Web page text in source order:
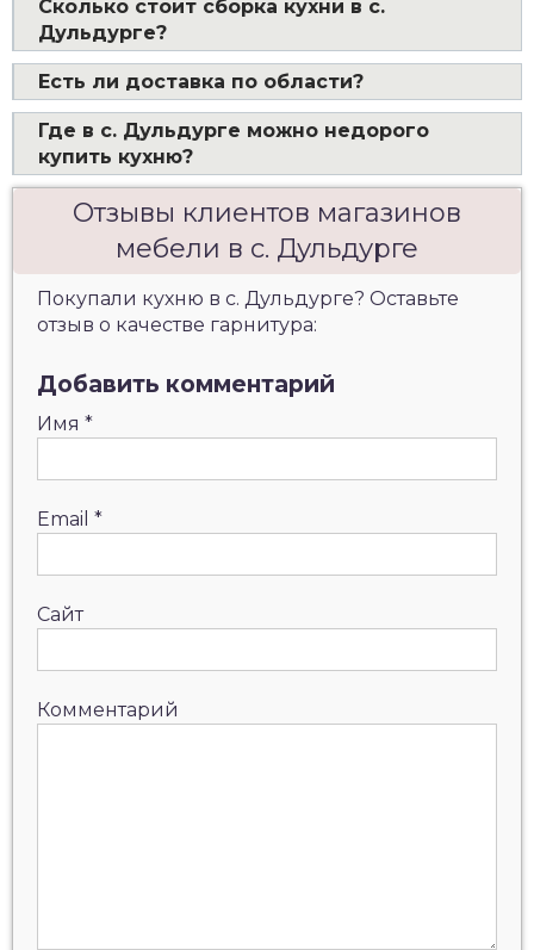
Сколько стоит сборка кухни в с.
Дульдурге?
Есть ли доставка по области?
Где в с. Дульдурге можно недорого
купить кухню?
Отзывы клиентов магазинов
мебели в с. Дульдурге
Покупали кухню в с. Дульдурге? Оставьте
отзыв о качестве гарнитура:
Добавить комментарий
Имя *
Email *
Сайт
Комментарий